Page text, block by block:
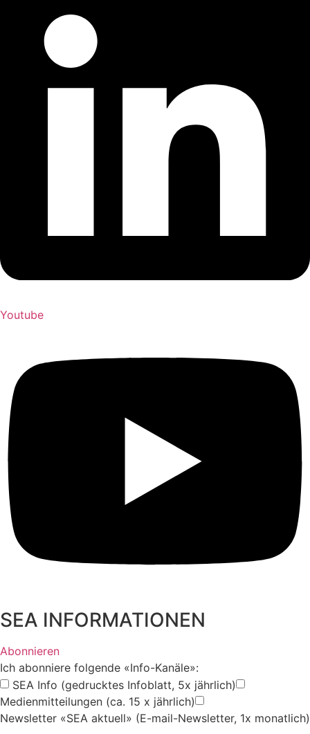
Youtube
SEA INFORMATIONEN
Abonnieren
Ich abonniere folgende «Info-Kanäle»:
SEA Info (gedrucktes Infoblatt, 5x jährlich)
Medienmitteilungen (ca. 15 x jährlich)
Newsletter «SEA aktuell» (E-mail-Newsletter, 1x monatlich)